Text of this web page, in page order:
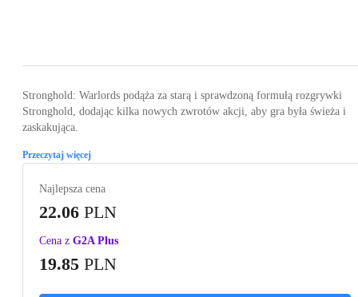
Stronghold: Warlords podąża za starą i sprawdzoną formułą rozgrywki
Stronghold, dodając kilka nowych zwrotów akcji, aby gra była świeża i
zaskakująca.
Przeczytaj więcej
Najlepsza cena
22.06 PLN
Cena z G2A Plus
19.85 PLN